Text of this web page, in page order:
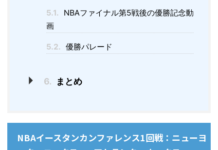
5.1. NBAファイナル第5戦後の優勝記念動
画
5.2. 優勝パレード
6. まとめ
NBAイースタンカンファレンス1回戦：ニューヨ